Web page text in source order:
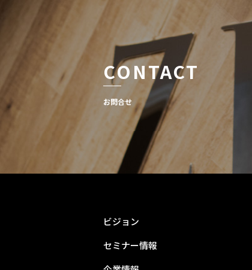
CONTACT
お問合せ
ビジョン
セミナー情報